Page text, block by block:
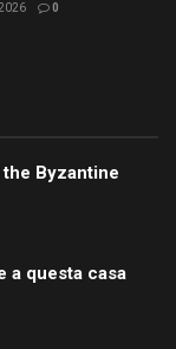
0
Byzantine
a questa casa